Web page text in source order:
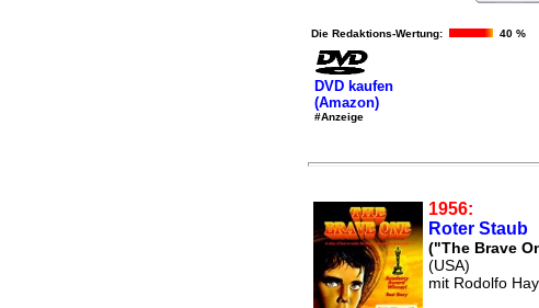
Die Redaktions-Wertung: 40 %
DVD kaufen
(Amazon)
#Anzeige
1956:
Roter Staub
("The Brave
(USA)
mit Rodolfo